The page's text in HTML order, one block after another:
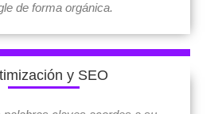
de forma orgánica.
y SEO